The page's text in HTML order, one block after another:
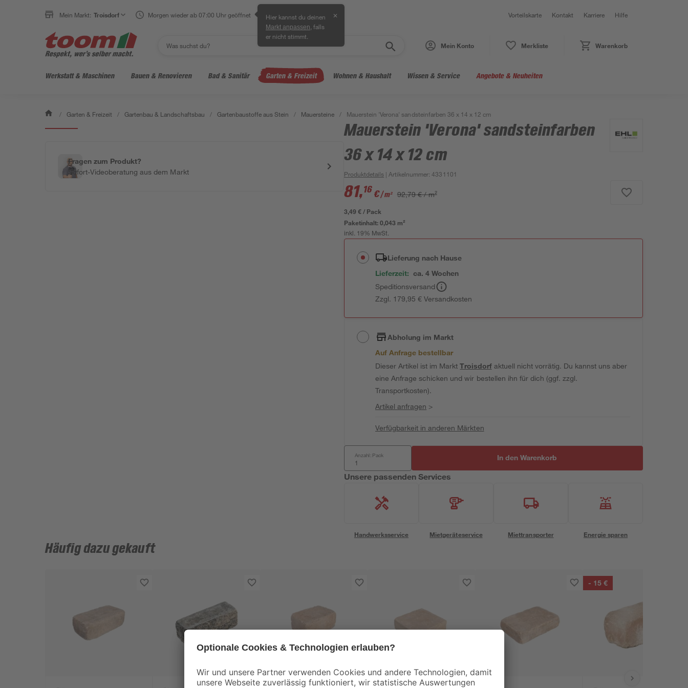
Mein Markt: Troisdorf Morgen wieder ab 07:00 Uhr geöffnet Hier kannst du deinen
Markt anpassen , falls
er nicht stimmt.
✕ Vorteilskarte Kontakt Karriere Hilfe
Mein Konto Merkliste Warenkorb
Werkstatt & Maschinen Bauen & Renovieren Bad & Sanitär Garten & Freizeit Wohnen & Haushalt Wissen & Service Angebote & Neuheiten
/ Garten & Freizeit / Gartenbau & Landschaftsbau / Gartenbaustoffe aus Stein / Mauersteine / Mauerstein 'Verona' sandsteinfarben 36 x 14 x 12 cm
Fragen zum Produkt?
Sofort-Videoberatung aus dem Markt
Mauerstein 'Verona' sandsteinfarben
36 x 14 x 12 cm
Produktdetails | Artikelnummer:4331101
81,16 €/ m² 92,79 € / m²
3,49 € / Pack
Paketinhalt:0,043 m²
inkl. 19% MwSt.
Lieferung nach Hause
Lieferzeit: ca. 4 Wochen
Speditionsversand
Zzgl. 179,95 € Versandkosten
Abholung im Markt
Auf Anfrage bestellbar
Dieser Artikel ist im MarktTroisdorfaktuell nicht vorrätig. Du kannst uns aber
eine Anfrage schicken und wir bestellen ihn für dich (ggf. zzgl.
Transportkosten).
Artikel anfragen >
Verfügbarkeit in anderen Märkten
Anzahl: Pack In den Warenkorb
Unsere passenden Services
Handwerksservice Mietgeräteservice Miettransporter Energie sparen
Häufig dazu gekauft
- 15 €